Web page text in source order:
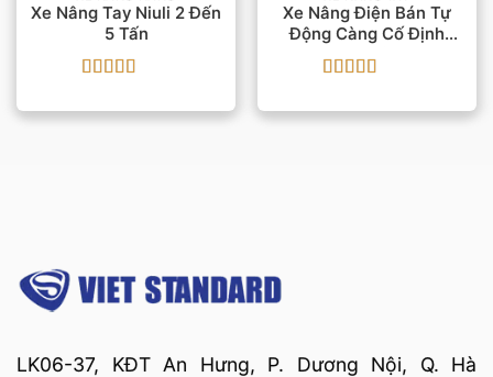
Xe Nâng Tay Niuli 2 Đến
5 Tấn
hạng55 sao
Xe Nâng Điện Bán Tự
Động Càng Cố Định
Semi
hạng55 sao
LK06-37, KĐT An Hưng, P. Dương Nội, Q. Hà